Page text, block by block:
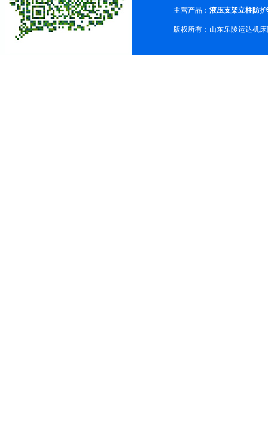
主营产品： 液压支架立柱防
版权所有：山东乐陵运达机